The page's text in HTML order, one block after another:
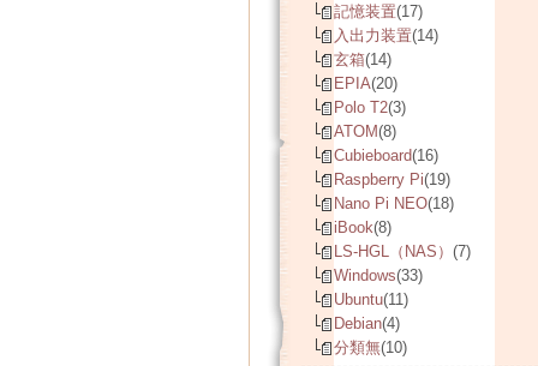
記憶装置(17)
入出力装置(14)
玄箱(14)
EPIA(20)
Polo T2(3)
ATOM(8)
Cubieboard(16)
Raspberry Pi(19)
Nano Pi NEO(18)
iBook(8)
LS-HGL（NAS） (7)
Windows(33)
Ubuntu(11)
Debian(4)
分類無(10)